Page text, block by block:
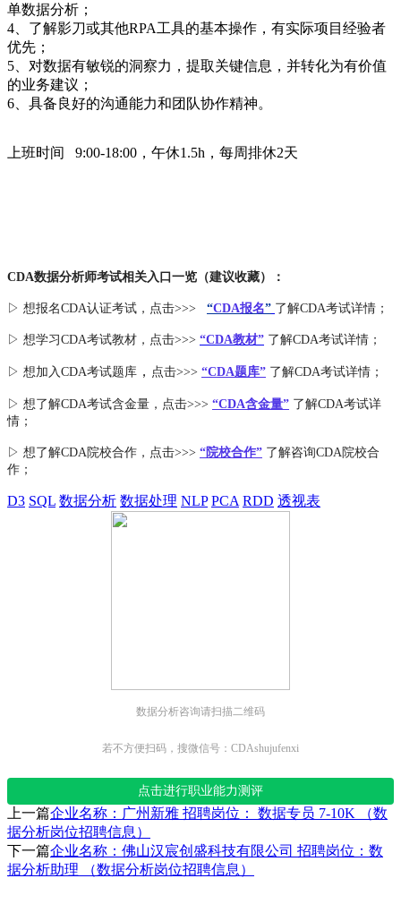
单数据分析；
4、了解影刀或其他RPA工具的基本操作，有实际项目经验者
优先；
5、对数据有敏锐的洞察力，提取关键信息，并转化为有价值
的业务建议；
6、具备良好的沟通能力和团队协作精神。
上班时间 9:00-18:00，午休1.5h，每周排休2天
CDA数据分析师考试相关入口一览（建议收藏）：
▷ 想报名CDA认证考试，点击>>> “CDA报名” 了解CDA考试详情；
▷ 想学习CDA考试教材，点击>>> “CDA教材” 了解CDA考试详情；
▷ 想加入 CDA考试题库 ， 点击>>> “CDA题库” 了解CDA考试详情；
▷ 想了解CDA考试含金量 ，点击>>> “CDA含金量” 了解CDA考试详
情；
▷ 想了解CDA 院校合作 ，点击>>> “院校合作” 了解咨询CDA院校合
作；
D3 SQL 数据分析 数据处理 NLP PCA RDD 透视表
数据分析咨询请扫描二维码
若不方便扫码，搜微信号：CDAshujufenxi
点击进行职业能力测评
上一篇企业名称：广州新雅 招聘岗位： 数据专员 7-10K （数
据分析岗位招聘信息）
下一篇企业名称：佛山汉宸创盛科技有限公司 招聘岗位：数
据分析助理 （数据分析岗位招聘信息）